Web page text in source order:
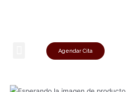
Agendar Cita